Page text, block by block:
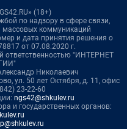
(18+)
по надзору в сфере связи,
массовых коммуникаций
и дата принятия решения о
от 07.08.2020 г.
ответственностью "ИНТЕРНЕТ
Николаевич
ул. 50 лет Октября, д. 11, офис
23-22-60
ngs42@shkulev.ru
и государственных органов: